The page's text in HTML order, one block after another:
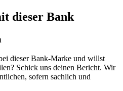
dieser Bank
dieser Bank-Marke und willst
Schick uns deinen Bericht. Wir
sofern sachlich und